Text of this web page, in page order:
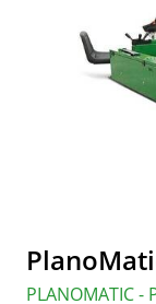
PLANOMATIC -